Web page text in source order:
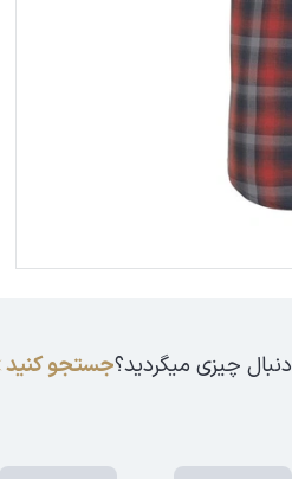
دنبال چیزی میگردید؟جستجو کنید